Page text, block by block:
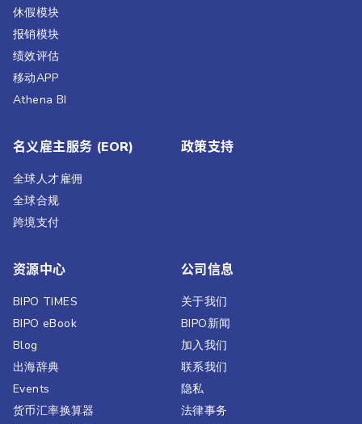
休假模块
报销模块
绩效评估​
移动APP
Athena BI
名义雇主服务 (EOR)
全球人才雇佣
全球合规
跨境支付
政策支持
资源中心
BIPO TIMES
BIPO eBook
Blog
出海辞典
Events
货币汇率换算器
公司信息
关于我们
BIPO新闻​
加入我们
联系我们
隐私
法律事务